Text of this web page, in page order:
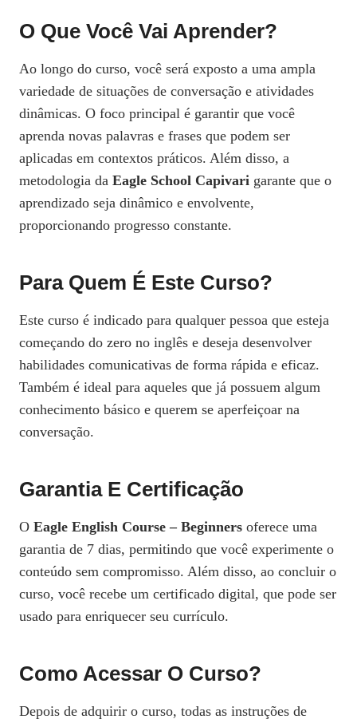
O Que Você Vai Aprender?
Ao longo do curso, você será exposto a uma ampla
variedade de situações de conversação e atividades
dinâmicas. O foco principal é garantir que você
aprenda novas palavras e frases que podem ser
aplicadas em contextos práticos. Além disso, a
metodologia da Eagle School Capivari garante que o
aprendizado seja dinâmico e envolvente,
proporcionando progresso constante.
Para Quem É Este Curso?
Este curso é indicado para qualquer pessoa que esteja
começando do zero no inglês e deseja desenvolver
habilidades comunicativas de forma rápida e eficaz.
Também é ideal para aqueles que já possuem algum
conhecimento básico e querem se aperfeiçoar na
conversação.
Garantia E Certificação
O Eagle English Course – Beginners oferece uma
garantia de 7 dias, permitindo que você experimente o
conteúdo sem compromisso. Além disso, ao concluir o
curso, você recebe um certificado digital, que pode ser
usado para enriquecer seu currículo.
Como Acessar O Curso?
Depois de adquirir o curso, todas as instruções de